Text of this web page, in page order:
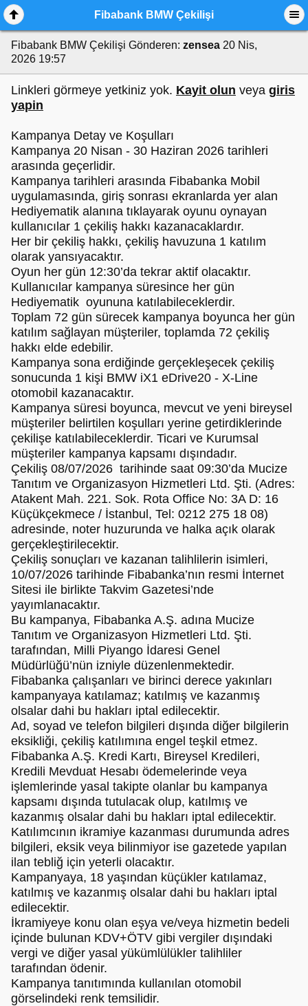
Fibabank BMW Çekilişi
Fibabank BMW Çekilişi Gönderen: zensea 20 Nis,
2026 19:57
Linkleri görmeye yetkiniz yok. Kayit olun veya giris
yapin
Kampanya Detay ve Koşulları
Kampanya 20 Nisan - 30 Haziran 2026 tarihleri
arasında geçerlidir.
Kampanya tarihleri arasında Fibabanka Mobil
uygulamasında, giriş sonrası ekranlarda yer alan
Hediyematik alanına tıklayarak oyunu oynayan
kullanıcılar 1 çekiliş hakkı kazanacaklardır.
Her bir çekiliş hakkı, çekiliş havuzuna 1 katılım
olarak yansıyacaktır.
Oyun her gün 12:30’da tekrar aktif olacaktır.
Kullanıcılar kampanya süresince her gün
Hediyematik oyununa katılabileceklerdir.
Toplam 72 gün sürecek kampanya boyunca her gün
katılım sağlayan müşteriler, toplamda 72 çekiliş
hakkı elde edebilir.
Kampanya sona erdiğinde gerçekleşecek çekiliş
sonucunda 1 kişi BMW iX1 eDrive20 - X-Line
otomobil kazanacaktır.
Kampanya süresi boyunca, mevcut ve yeni bireysel
müşteriler belirtilen koşulları yerine getirdiklerinde
çekilişe katılabileceklerdir. Ticari ve Kurumsal
müşteriler kampanya kapsamı dışındadır.
Çekiliş 08/07/2026 tarihinde saat 09:30’da Mucize
Tanıtım ve Organizasyon Hizmetleri Ltd. Şti. (Adres:
Atakent Mah. 221. Sok. Rota Office No: 3A D: 16
Küçükçekmece / İstanbul, Tel: 0212 275 18 08)
adresinde, noter huzurunda ve halka açık olarak
gerçekleştirilecektir.
Çekiliş sonuçları ve kazanan talihlilerin isimleri,
10/07/2026 tarihinde Fibabanka’nın resmi İnternet
Sitesi ile birlikte Takvim Gazetesi’nde
yayımlanacaktır.
Bu kampanya, Fibabanka A.Ş. adına Mucize
Tanıtım ve Organizasyon Hizmetleri Ltd. Şti.
tarafından, Milli Piyango İdaresi Genel
Müdürlüğü’nün izniyle düzenlenmektedir.
Fibabanka çalışanları ve birinci derece yakınları
kampanyaya katılamaz; katılmış ve kazanmış
olsalar dahi bu hakları iptal edilecektir.
Ad, soyad ve telefon bilgileri dışında diğer bilgilerin
eksikliği, çekiliş katılımına engel teşkil etmez.
Fibabanka A.Ş. Kredi Kartı, Bireysel Kredileri,
Kredili Mevduat Hesabı ödemelerinde veya
işlemlerinde yasal takipte olanlar bu kampanya
kapsamı dışında tutulacak olup, katılmış ve
kazanmış olsalar dahi bu hakları iptal edilecektir.
Katılımcının ikramiye kazanması durumunda adres
bilgileri, eksik veya bilinmiyor ise gazetede yapılan
ilan tebliğ için yeterli olacaktır.
Kampanyaya, 18 yaşından küçükler katılamaz,
katılmış ve kazanmış olsalar dahi bu hakları iptal
edilecektir.
İkramiyeye konu olan eşya ve/veya hizmetin bedeli
içinde bulunan KDV+ÖTV gibi vergiler dışındaki
vergi ve diğer yasal yükümlülükler talihliler
tarafından ödenir.
Kampanya tanıtımında kullanılan otomobil
görselindeki renk temsilidir.